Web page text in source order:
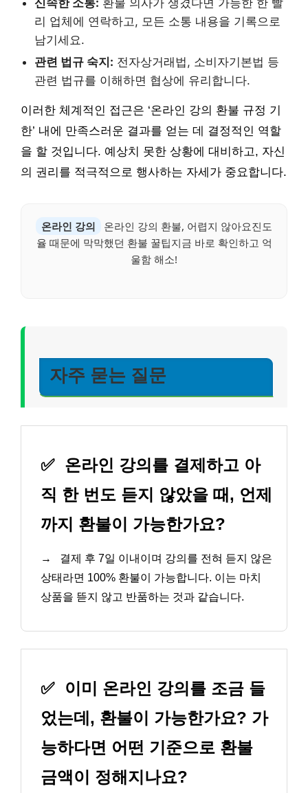
리 업체에 연락하고, 모든 소통 내용을 기록으로
남기세요.
관련 법규 숙지: 전자상거래법, 소비자기본법 등
관련 법규를 이해하면 협상에 유리합니다.
이러한 체계적인 접근은 ‘온라인 강의 환불 규정 기
한’ 내에 만족스러운 결과를 얻는 데 결정적인 역할
을 할 것입니다. 예상치 못한 상황에 대비하고, 자신
의 권리를 적극적으로 행사하는 자세가 중요합니다.
온라인 강의
온라인 강의 환불, 어렵지 않아요진도
율 때문에 막막했던 환불 꿀팁지금 바로 확인하고 억
울함 해소!
자주 묻는 질문
✅ 온라인 강의를 결제하고 아
직 한 번도 듣지 않았을 때, 언제
까지 환불이 가능한가요?
→
결제 후 7일 이내이며 강의를 전혀 듣지 않은
상태라면 100% 환불이 가능합니다. 이는 마치
상품을 뜯지 않고 반품하는 것과 같습니다.
✅
이미 온라인 강의를 조금 들
었는데, 환불이 가능한가요? 가
능하다면 어떤 기준으로 환불
금액이 정해지나요?